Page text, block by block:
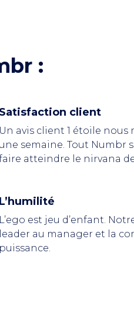
:
Satisfaction client
Un avis client 1 étoile
une semaine. Tout Numbr
atteindre le nirvana
L’humilité
L’ego est jeu d’enfant.
leader au manager et la
puissance.